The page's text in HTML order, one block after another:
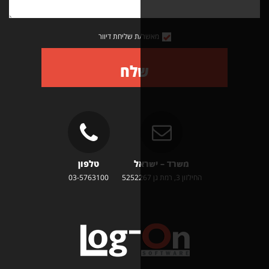
מאשר/ת שליחת דיוור
טלפון
03-5763100